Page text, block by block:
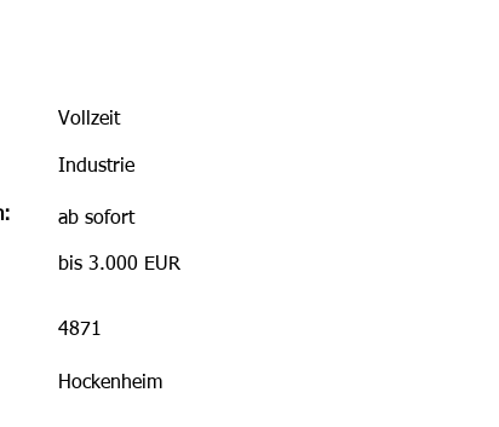
Vollzeit
Industrie
ab sofort
bis 3.000 EUR
4871
Hockenheim